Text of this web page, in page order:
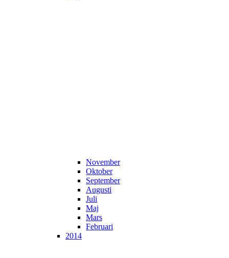
November
Oktober
September
Augusti
Juli
Maj
Mars
Februari
2014